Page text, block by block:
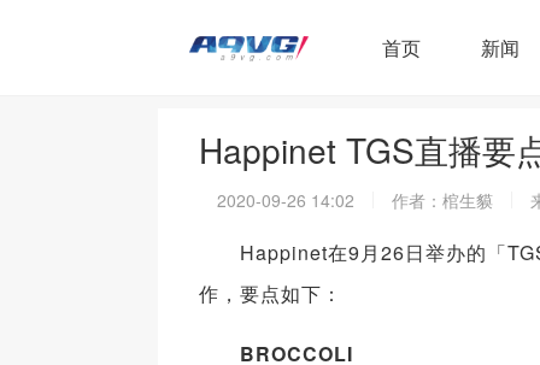
首页 新闻
Happinet TGS直播要
2020-09-26 14:02 作者：棺生貘
Happinet在9月26日举办的「
作，要点如下：
BROCCOLI